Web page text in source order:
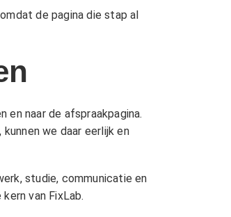
de pagina die stap al
en naar de afspraakpagina.
we daar eerlijk en
studie, communicatie en
van FixLab.